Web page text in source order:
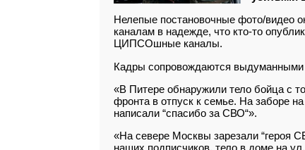
Нелепые постановочные фото/видео
каналам в надежде, что кто-то
ЦИПСОшные каналы.
Кадры сопровождаются выдуманными
«В Питере обнаружили тело бойца с
фронта в отпуск к семье. На заборе
написали “спасибо за СВО“».
«На севере Москвы зарезали “героя
наших подписчиков, тело в доме на